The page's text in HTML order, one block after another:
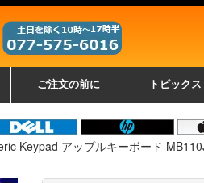
ご注文の前に トピックス
Keypad アップルキーボード